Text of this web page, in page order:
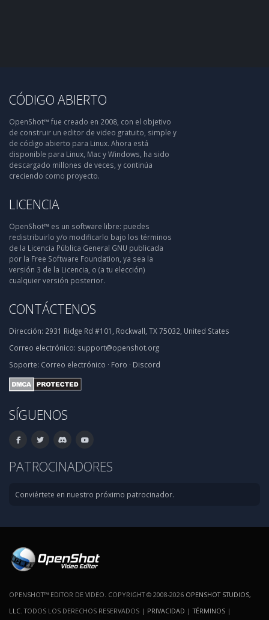
CÓDIGO ABIERTO
OpenShot™ fue creado en 2008, con el objetivo
de construir un editor de video gratuito, simple y
de código abierto para Linux. Ahora está
disponible para Linux, Mac y Windows, ha sido
descargado millones de veces, y continúa
creciendo como proyecto.
LICENCIA
OpenShot™ es un software libre: puedes
redistribuirlo y/o modificarlo bajo los términos
de la Licencia Pública General GNU publicada
por la Free Software Foundation, ya sea la
versión 3 de la Licencia, o (a tu elección)
cualquier versión posterior.
CONTÁCTENOS
Dirección: 2931 Ridge Rd #101, Rockwall, TX 75032, United States
Correo electrónico: support@openshot.org
Soporte: Correo electrónico · Foro · Discord
SÍGUENOS
PATROCINADORES
Conviértete en nuestro próximo patrocinador.
OPENSHOT™ EDITOR DE VIDEO. COPYRIGHT © 2008-2026 OPENSHOT STUDIOS,
LLC . TODOS LOS DERECHOS RESERVADOS | PRIVACIDAD |TÉRMINOS |